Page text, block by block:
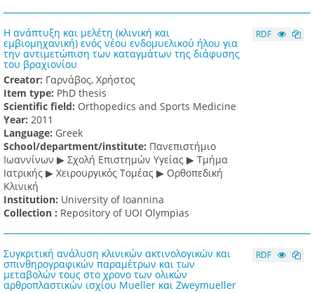
Η ανάπτυξη και μελέτη (κλινική και
εμβιομηχανική) ενός νέου ενδομυελικού ήλου για
την αντιμετώπιση των καταγμάτων της διάφυσης
του βραχιονίου
Creator: Γαρνάβος, Χρήστος
Item type: PhD thesis
Scientific field: Orthopedics and Sports Medicine
Υear: 2011
Language: Greek
School/department/institute: Πανεπιστήμιο
Ιωαννίνων ▶ Σχολή Επιστημών Υγείας ▶ Τμήμα
Ιατρικής ▶ Χειρουργικός Τομέας ▶ Ορθοπεδική
Κλινική
Institution: University of Ioannina
Collection : Repository of UOI Olympias
RDF
Συγκριτική ανάλυση κλινικών ακτινολογικών και
σπινθηρογραφικών παραμέτρων και των
μεταβολών τους στο χρονο των ολικών
αρθροπλαστικών ισχίου Mueller και Zweymueller
RDF